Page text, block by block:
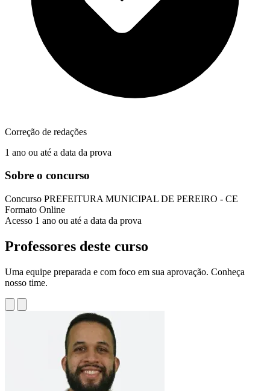
Correção de redações
1 ano ou até a data da prova
Sobre o concurso
Concurso PREFEITURA MUNICIPAL DE PEREIRO - CE
Formato Online
Acesso 1 ano ou até a data da prova
Professores deste curso
Uma equipe preparada e com foco em sua aprovação. Conheça
nosso time.